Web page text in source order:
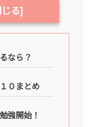
なら？
０まとめ
強開始！